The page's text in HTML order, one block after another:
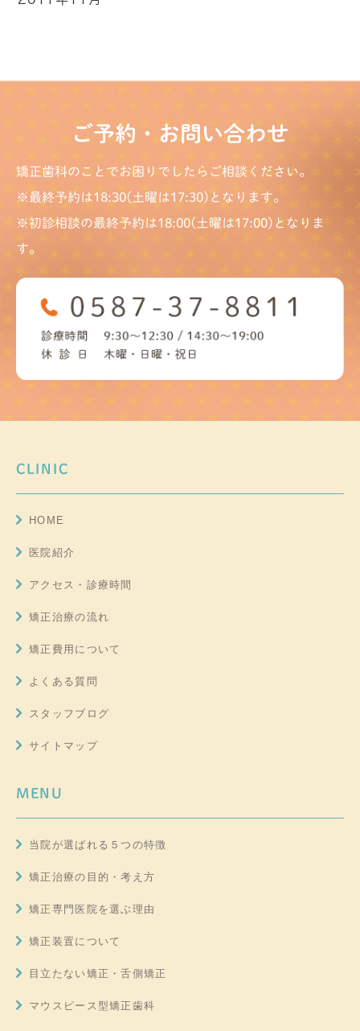
ご予約・お問い合わせ
矯正歯科のことでお困りでしたらご相談ください。
※最終予約は18:30(土曜は17:30)となります。
※初診相談の最終予約は18:00(土曜は17:00)となりま
す。
CLINIC
HOME
医院紹介
アクセス・診療時間
矯正治療の流れ
矯正費用について
よくある質問
スタッフブログ
サイトマップ
MENU
当院が選ばれる５つの特徴
矯正治療の目的・考え方
矯正専門医院を選ぶ理由
矯正装置について
目立たない矯正・舌側矯正
マウスピース型矯正歯科